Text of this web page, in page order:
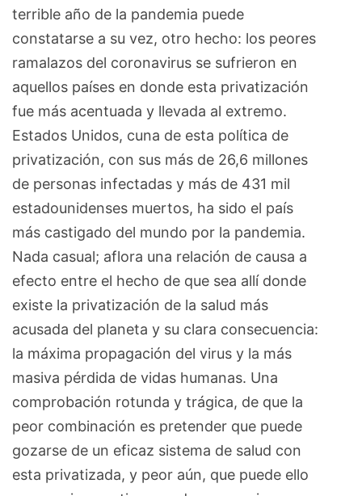
terrible año de la pandemia puede
constatarse a su vez, otro hecho: los peores
ramalazos del coronavirus se sufrieron en
aquellos países en donde esta privatización
fue más acentuada y llevada al extremo.
Estados Unidos, cuna de esta política de
privatización, con sus más de 26,6 millones
de personas infectadas y más de 431 mil
estadounidenses muertos, ha sido el país
más castigado del mundo por la pandemia.
Nada casual; aflora una relación de causa a
efecto entre el hecho de que sea allí donde
existe la privatización de la salud más
acusada del planeta y su clara consecuencia:
la máxima propagación del virus y la más
masiva pérdida de vidas humanas. Una
comprobación rotunda y trágica, de que la
peor combinación es pretender que puede
gozarse de un eficaz sistema de salud con
esta privatizada, y peor aún, que puede ello